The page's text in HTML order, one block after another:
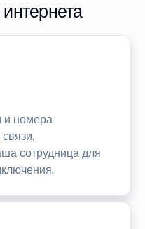
и номера
сотрудница для